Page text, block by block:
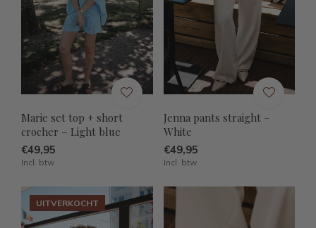
Marie set top + short
crocher – Light blue
€49,95
Incl. btw
Jenna pants straight –
White
€49,95
Incl. btw
UITVERKOCHT